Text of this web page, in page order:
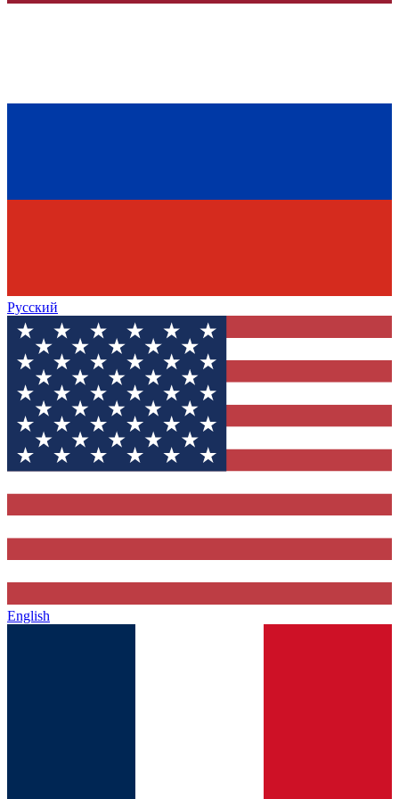
Русский
English